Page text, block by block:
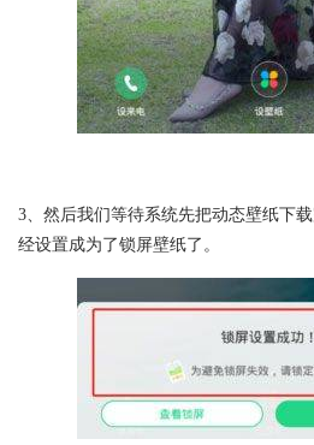
3、然后我们等待系统先把动态壁纸下
经设置成为了锁屏壁纸了。